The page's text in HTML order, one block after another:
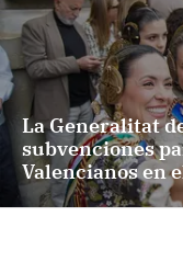
La Generalitat
subvenciones
Valencianos en